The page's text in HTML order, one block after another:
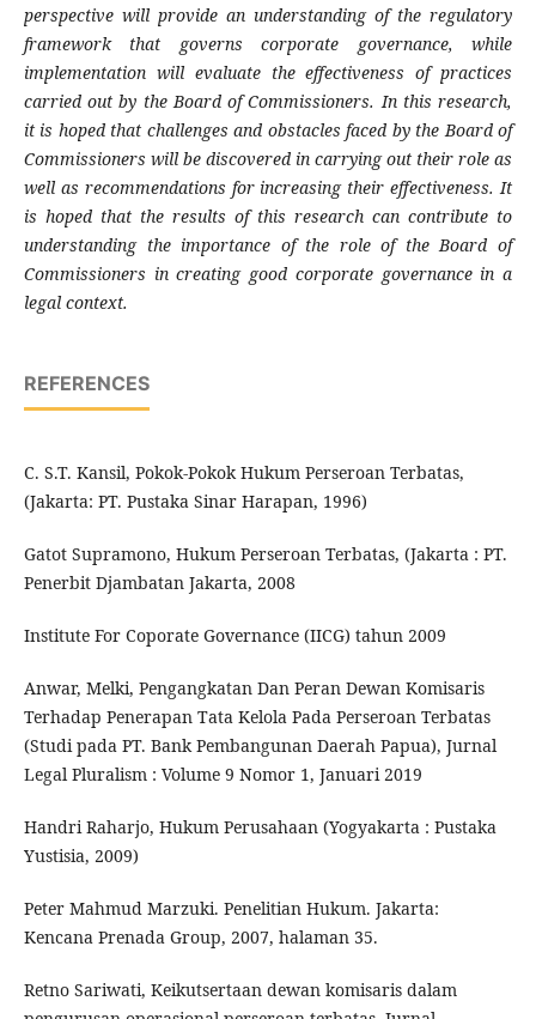
perspective will provide an understanding of the regulatory
framework that governs corporate governance, while
implementation will evaluate the effectiveness of practices
carried out by the Board of Commissioners. In this research,
it is hoped that challenges and obstacles faced by the Board of
Commissioners will be discovered in carrying out their role as
well as recommendations for increasing their effectiveness. It
is hoped that the results of this research can contribute to
understanding the importance of the role of the Board of
Commissioners in creating good corporate governance in a
legal context.
REFERENCES
C. S.T. Kansil, Pokok-Pokok Hukum Perseroan Terbatas,
(Jakarta: PT. Pustaka Sinar Harapan, 1996)
Gatot Supramono, Hukum Perseroan Terbatas, (Jakarta : PT.
Penerbit Djambatan Jakarta, 2008
Institute For Coporate Governance (IICG) tahun 2009
Anwar, Melki, Pengangkatan Dan Peran Dewan Komisaris
Terhadap Penerapan Tata Kelola Pada Perseroan Terbatas
(Studi pada PT. Bank Pembangunan Daerah Papua), Jurnal
Legal Pluralism : Volume 9 Nomor 1, Januari 2019
Handri Raharjo, Hukum Perusahaan (Yogyakarta : Pustaka
Yustisia, 2009)
Peter Mahmud Marzuki. Penelitian Hukum. Jakarta:
Kencana Prenada Group, 2007, halaman 35.
Retno Sariwati, Keikutsertaan dewan komisaris dalam